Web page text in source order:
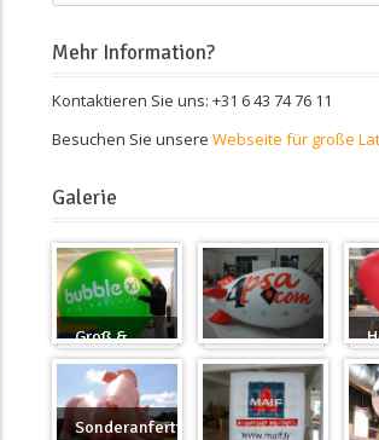
Mehr Information?
Kontaktieren Sie uns: +31 6 43 74 76 11
Besuchen Sie unsere Webseite für große
Galerie
Groß &
Rund
Zeppelin
Sonderanfertigung